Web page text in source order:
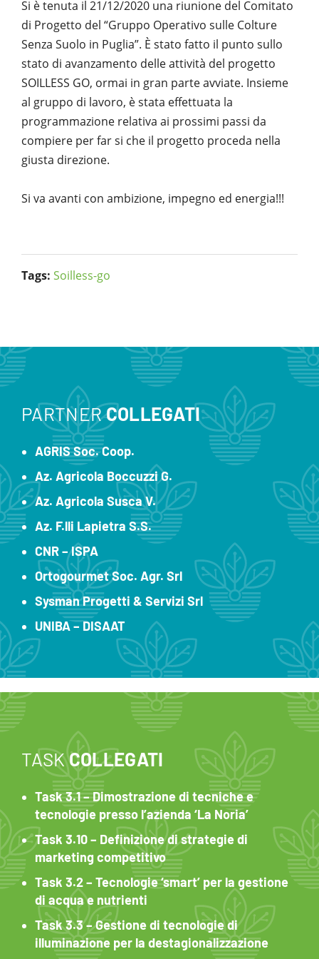
Si è tenuta il 21/12/2020 una riunione del Comitato
di Progetto del “Gruppo Operativo sulle Colture
Senza Suolo in Puglia”. È stato fatto il punto sullo
stato di avanzamento delle attività del progetto
SOILLESS GO, ormai in gran parte avviate. Insieme
al gruppo di lavoro, è stata effettuata la
programmazione relativa ai prossimi passi da
compiere per far si che il progetto proceda nella
giusta direzione.
Si va avanti con ambizione, impegno ed energia!!!
Tags: Soilless-go
PARTNERCOLLEGATI
AGRIS Soc. Coop.
Az. Agricola Boccuzzi G.
Az. Agricola Susca V.
Az. F.lli Lapietra S.S.
CNR – ISPA
Ortogourmet Soc. Agr. Srl
Sysman Progetti & Servizi Srl
UNIBA – DISAAT
TASKCOLLEGATI
Task 3.1 – Dimostrazione di tecniche e
tecnologie presso l’azienda ‘La Noria’
Task 3.10 – Definizione di strategie di
marketing competitivo
Task 3.2 – Tecnologie ‘smart’ per la gestione
di acqua e nutrienti
Task 3.3 – Gestione di tecnologie di
illuminazione per la destagionalizzazione